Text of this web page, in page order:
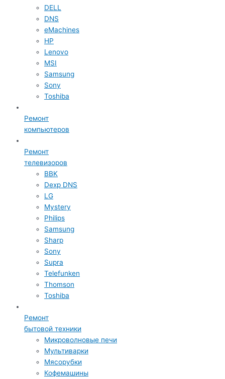
DELL
DNS
eMachines
HP
Lenovo
MSI
Samsung
Sony
Toshiba
Ремонт
компьютеров
Ремонт
телевизоров
BBK
Dexp DNS
LG
Mystery
Philips
Samsung
Sharp
Sony
Supra
Telefunken
Thomson
Toshiba
Ремонт
бытовой техники
Микроволновые печи
Мультиварки
Мясорубки
Кофемашины